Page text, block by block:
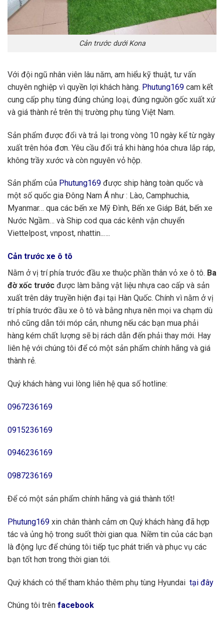
Cản trước dưới Kona
Với đội ngũ nhân viên lâu năm, am hiểu kỹ thuật, tư vấn
chuyên nghiệp vì quyền lợi khách hàng. Phutung169 cam kết
cung cấp phụ tùng đúng chủng loại, đúng nguồn gốc xuất xứ
và giá thành rẻ trên thị trường phụ tùng Việt Nam.
Sản phẩm được đổi và trả lại trong vòng 10 ngày kể từ ngày
xuất trên hóa đơn. Yêu cầu đổi trả khi hàng hóa chưa lắp ráp,
không trầy xước và còn nguyên vỏ hộp.
Sản phẩm của Phutung169 được ship hàng toàn quốc và
một số quốc gia Đông Nam Á như : Lào, Camphuchia,
Myanmar… qua các bến xe Mỹ Đình, Bến xe Giáp Bát, bến xe
Nước Ngầm… và Ship cod qua các kênh vận chuyển
Viettelpost, vnpost, nhattin..….
Cản trước xe ô tô
Nằm ở vị trí phía trước đầu xe thuộc phần thân vỏ xe ô tô. Ba
đờ xốc trước được làm bằng vật liệu nhựa cao cấp và sản
xuất trên dây truyền hiện đại tại Hàn Quốc. Chính vì nằm ở vị
trí phía trước đầu xe ô tô và bằng nhựa nên mọi va chạm dù
nhỏ cũng dẫn tới móp cản, nhưng nếu các bạn mua phải
hàng kém chất lượng sẽ bị rách dẫn đến phải thay mới. Hay
liên hệ với chúng tôi để có một sản phẩm chính hãng và giá
thành rẻ.
Quý khách hàng vui lòng liên hệ qua số hotline:
0967236169
0915236169
0946236169
0987236169
Để có một sản phẩm chính hãng và giá thành tốt!
Phutung169 xin chân thành cảm ơn Quý khách hàng đã hợp
tác và ủng hộ trong suốt thời gian qua. Niềm tin của các bạn
là động lực để chúng tôi tiếp tục phát triển và phục vụ các
bạn tốt hơn trong thời gian tới.
Quý khách có thể tham khảo thêm phụ tùng Hyundai tại đây
Chúng tôi trên facebook